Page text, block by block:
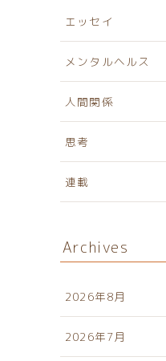
エッセイ
メンタルヘルス
人間関係
思考
連載
Archives
2026年8月
2026年7月